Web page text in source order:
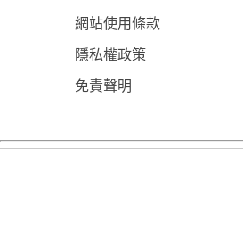
網站使用條款
隱私權政策
免責聲明